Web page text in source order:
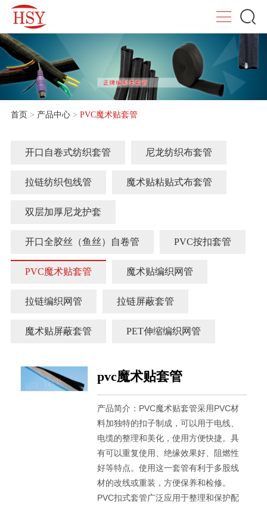
首页 > 产品中心> PVC魔术贴套管
开口自卷式纺织套管 尼龙纺织布套管
拉链纺织包线管 魔术贴粘贴式布套管
双层加厚尼龙护套
开口全胶丝（鱼丝）自卷管 PVC按扣套管
PVC魔术贴套管 魔术贴编织网管
拉链编织网管 拉链屏蔽套管
魔术贴屏蔽套管 PET伸缩编织网管
pvc魔术贴套管
产品简介：PVC魔术贴套管采用PVC材
料加独特的扣子制成，可以用于电线、
电缆的整理和美化，使用方便快捷。具
有可以重复使用、绝缘效果好、阻燃性
好等特点。使用这一套管有利于多股线
材的改线或重装，方便保养和检修。
PVC扣式套管广泛应用于整理和保护配